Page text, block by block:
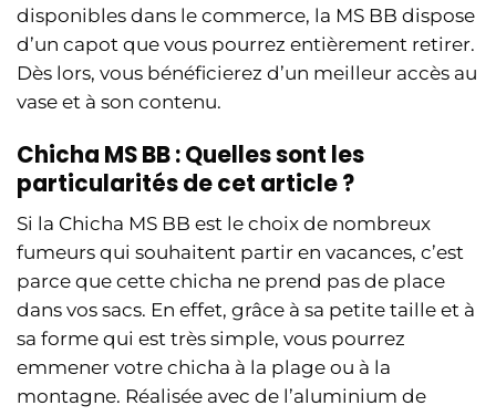
disponibles dans le commerce, la MS BB dispose
d’un capot que vous pourrez entièrement retirer.
Dès lors, vous bénéficierez d’un meilleur accès au
vase et à son contenu.
Chicha MS BB : Quelles sont les
particularités de cet article ?
Si la Chicha MS BB est le choix de nombreux
fumeurs qui souhaitent partir en vacances, c’est
parce que cette chicha ne prend pas de place
dans vos sacs. En effet, grâce à sa petite taille et à
sa forme qui est très simple, vous pourrez
emmener votre chicha à la plage ou à la
montagne. Réalisée avec de l’aluminium de